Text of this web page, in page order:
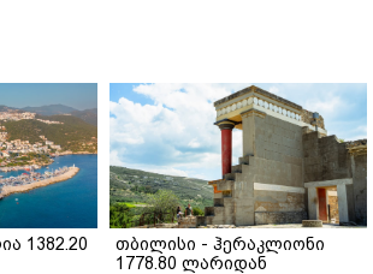
1382.20
თბილისი - ჰერაკლიონი
1778.80 ლარიდან